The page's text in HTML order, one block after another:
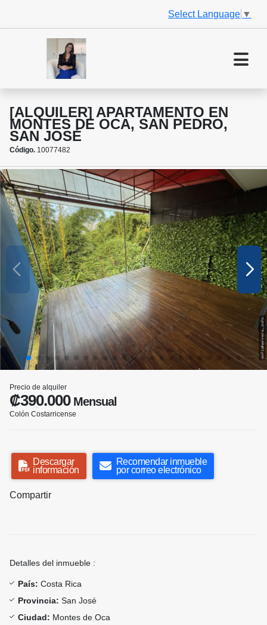
Select Language ▼
[ALQUILER] APARTAMENTO EN
MONTES DE OCA, SAN PEDRO,
SAN JOSÉ
Código. 10077482
Precio de alquiler
₡390.000Mensual
Colón Costarricense
Descargar
información
Recomendar inmueble
por correo electrónico
Compartir
Detalles del inmueble :
País: Costa Rica
Provincia: San José
Ciudad: Montes de Oca